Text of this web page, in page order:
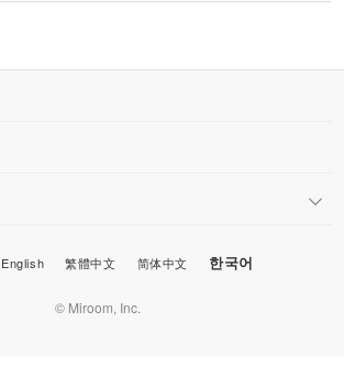
English 繁體中文 简体中文 한국어
© Miroom, Inc.